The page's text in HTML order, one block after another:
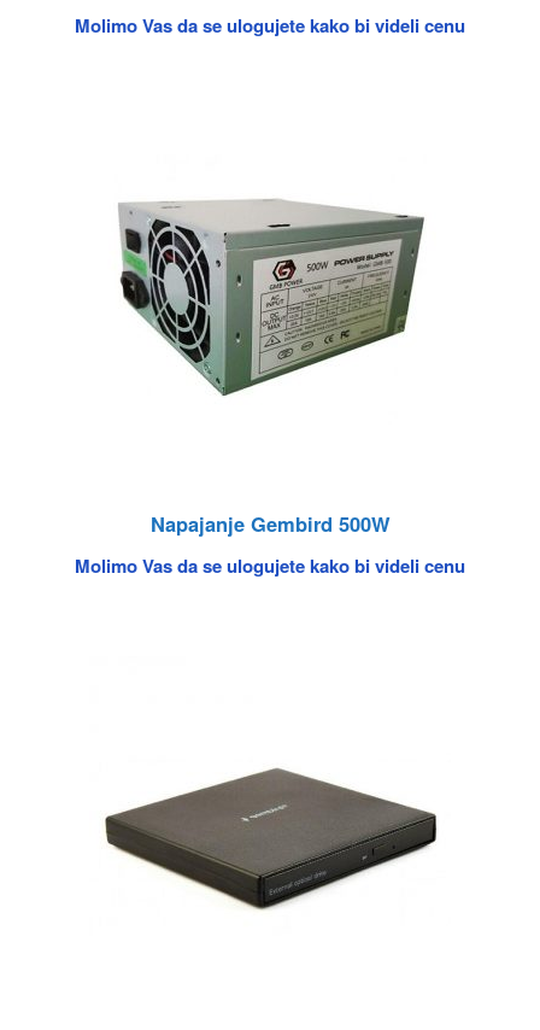
Molimo Vas da se ulogujete kako bi videli cenu
Napajanje Gembird 500W
Molimo Vas da se ulogujete kako bi videli cenu